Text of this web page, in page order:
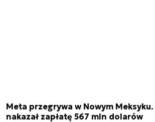
Meta przegrywa w Nowym Meksyku.
nakazał zapłatę 567 mln dolarów